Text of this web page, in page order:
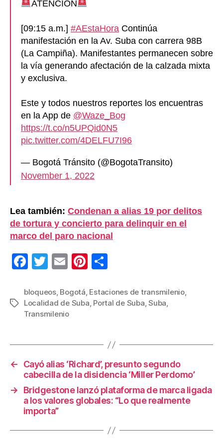
ATENCIÓN
[09:15 a.m.] #AEstaHora Continúa
manifestación en la Av. Suba con carrera 98B
(La Campiña). Manifestantes permanecen sobre
la vía generando afectación de la calzada mixta
y exclusiva.
Este y todos nuestros reportes los encuentras
en la App de @Waze_Bog
https://t.co/n5UPQid0N5
pic.twitter.com/4DELFU7I96
— Bogotá Tránsito (@BogotaTransito)
November 1, 2022
Lea también: Condenan a alias 19 por delitos
de tortura y concierto para delinquir en el
marco del paro nacional
F
c
e
o
o
k
T
tt
er
E
ail
Pi
er
e
m
p
tir
Etiquetas
bloqueos, Bogotá, Estaciones de transmilenio,
Localidad de Suba, Portal de Suba,Suba,
Transmilenio
←
Cayó alias ‘Richard’, presunto segundo
cabecilla de la disidencia ‘Miller Perdomo’
→
Bridgestone lanzó plataforma de marca ligada
a los valores globales: “Lo que realmente
importa”